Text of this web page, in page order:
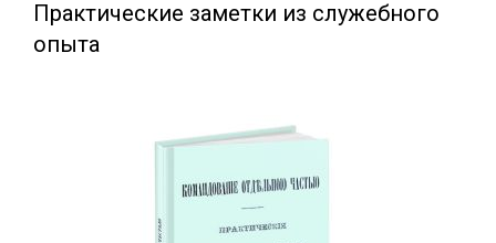
Практические заметки из служебного
опыта